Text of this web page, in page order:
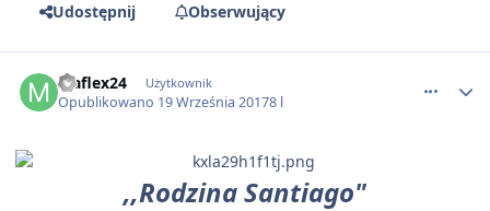
Udostępnij Obserwujący
Maflex24 Użytkownik
Opublikowano 19 Września 20178 l
,,Rodzina Santiago"